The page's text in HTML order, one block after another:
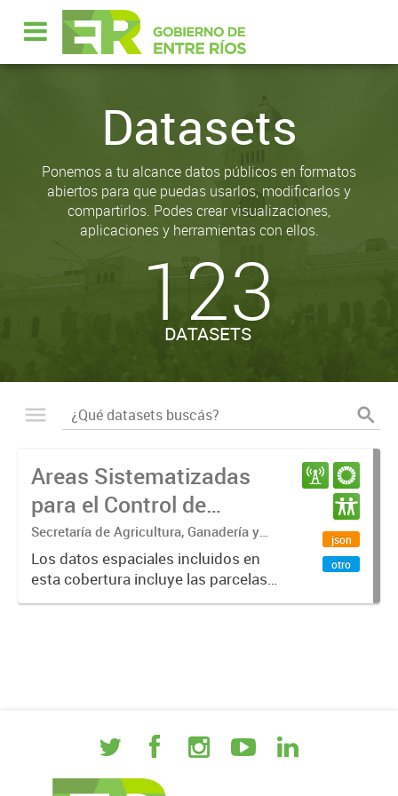
Datasets
Ponemos a tu alcance datos públicos en formatos
abiertos para que puedas usarlos, modificarlos y
compartirlos. Podes crear visualizaciones,
aplicaciones y herramientas con ellos.
123
DATASETS
Areas Sistematizadas
para el Control de
Erosión Hídrica en Entre
Ríos
Secretaría de Agricultura, Ganadería y
Pesca. Ministerio de Desarrollo
Económico. Gobierno de Entre Ríos
Los datos espaciales incluidos en
esta cobertura incluye las parcelas
sistematizadas para el control de
json
otro